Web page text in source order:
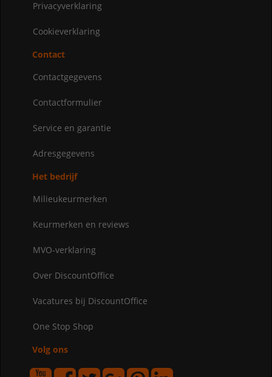
Privacyverklaring
Cookieverklaring
Contact
Contactgegevens
Contactformulier
Service en garantie
Adresgegevens
Het bedrijf
Milieukeurmerken
Keurmerken en reviews
MVO-verklaring
Over DiscountOffice
Vacatures bij DiscountOffice
One Stop Shop
Volg ons